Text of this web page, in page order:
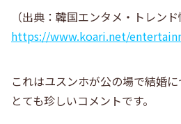
（出典：韓国エンタメ・トレン
https://www.koari.net/
これはユスンホが公の場で結婚に
とても珍しいコメントです。